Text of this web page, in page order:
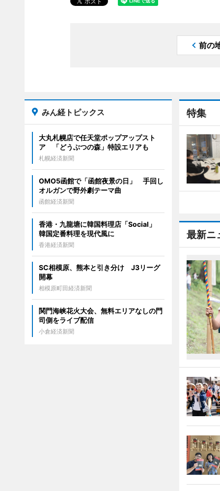
前の
特集
最新ニ
みん経トピックス
大丸札幌店で任天堂ポップアップスト
ア 「どうぶつの森」特設エリアも
札幌経済新聞
OMO5函館で「函館夜景の日」 手回し
オルガンで野外劇テーマ曲
函館経済新聞
香港・九龍塘に韓国料理店「Social」
韓国定番料理を現代風に
香港経済新聞
SC相模原、熊本と引き分け J3リーグ
開幕
相模原町田経済新聞
関門海峡花火大会、無料エリアなしの門
司側をライブ配信
小倉経済新聞